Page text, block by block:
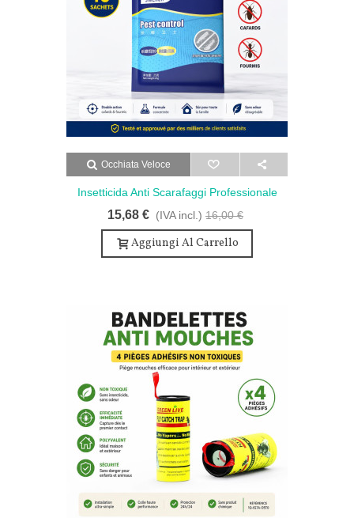
Occhiata Veloce
Insetticida Anti Scarafaggi Professionale
Insetticida - Insetticida Anti Scarafaggi
Professionale - Doppia Azione 10 Pz
15,68 € (IVA incl.) 16,00 €
Aggiungi Al Carrello